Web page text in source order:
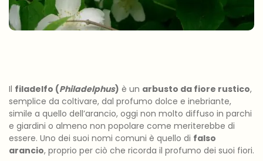
Il filadelfo (Philadelphus) è un arbusto da fiore rustico,
semplice da coltivare, dal profumo dolce e inebriante,
simile a quello dell’arancio, oggi non molto diffuso in parchi
e giardini o almeno non popolare come meriterebbe di
essere. Uno dei suoi nomi comuni è quello di falso
arancio, proprio per ciò che ricorda il profumo dei suoi fiori.